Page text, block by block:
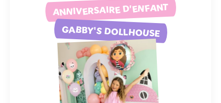
ANNIVERSAIRE D'ENFANT
GABBY'S DOLLHOUSE